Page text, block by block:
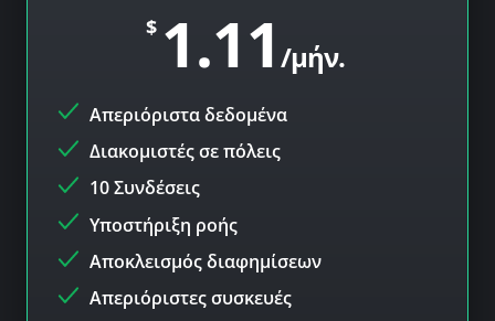
$ 1.11 /μήν.
Απεριόριστα δεδομένα
Διακομιστές σεπόλεις
10 Συνδέσεις
Υποστήριξη ροής
Αποκλεισμός διαφημίσεων
Απεριόριστες συσκευές